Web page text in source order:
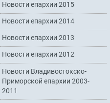
Новости епархии 2015
Новости епархии 2014
Новости епархии 2013
Новости епархии 2012
Новости Владивостокско-
Приморской епархии 2003-
2011